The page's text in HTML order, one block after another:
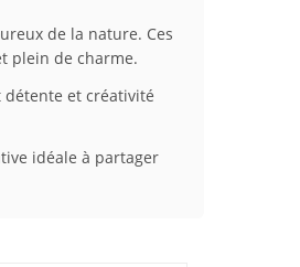
de la nature. Ces
plein de charme.
détente et créativité
idéale à partager